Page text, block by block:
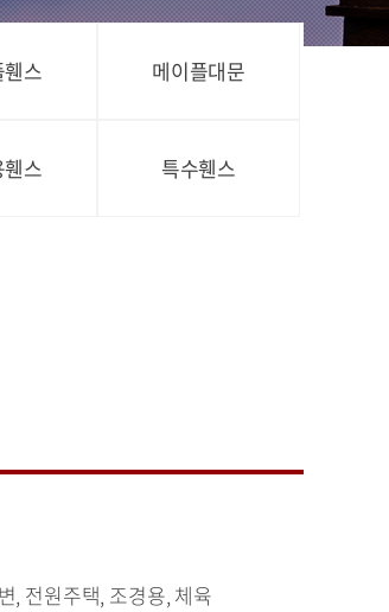
스 메이플대문
스 특수휀스
, 전원주택, 조경용, 체육